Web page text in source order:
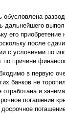
дальнейшего
его
после
с условиями по
по причине
в первую
банков не
и
погашение